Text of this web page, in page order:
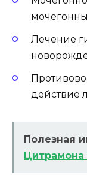
Лечение
действие
Полезная
Цитрамона